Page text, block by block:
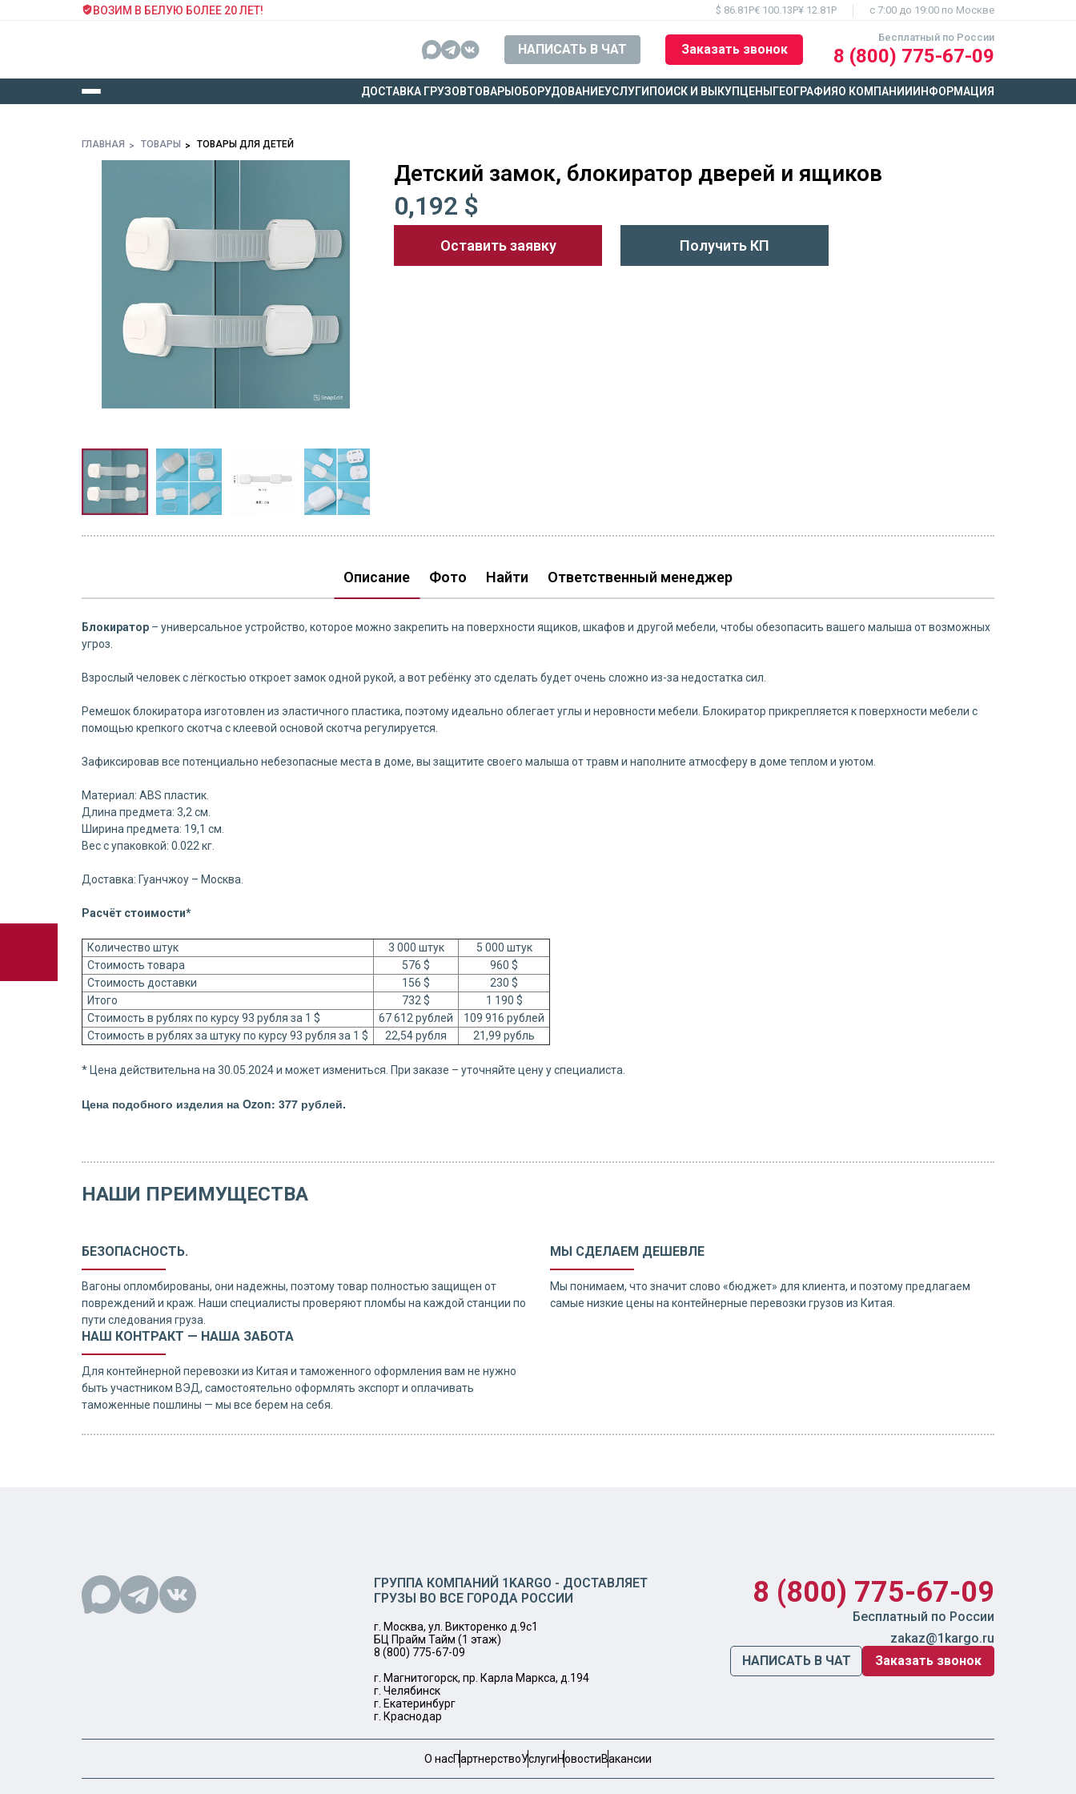
ВОЗИМ В БЕЛУЮ БОЛЕЕ 20 ЛЕТ! $ 86.81Р€ 100.13Р¥ 12.81Р c 7:00 до 19:00 по Москве
НАПИСАТЬ В ЧАТ Заказать звонок
Бесплатный по России
8 (800) 775-67-09
ДОСТАВКА ГРУЗОВТОВАРЫ ОБОРУДОВАНИЕУСЛУГИ ПОИСК И ВЫКУП ЦЕНЫ ГЕОГРАФИЯО КОМПАНИИ ИНФОРМАЦИЯ
ГЛАВНАЯ ТОВАРЫ ТОВАРЫ ДЛЯ ДЕТЕЙ
Детский замок, блокиратор дверей и ящиков
0,192 $
Оставить заявку Получить КП
Описание Фото Найти Ответственный менеджер
Блокиратор – универсальное устройство, которое можно закрепить на поверхности ящиков, шкафов и другой мебели, чтобы обезопасить вашего малыша от возможных
угроз.
Взрослый человек с лёгкостью откроет замок одной рукой, а вот ребёнку это сделать будет очень сложно из-за недостатка сил.
Ремешок блокиратора изготовлен из эластичного пластика, поэтому идеально облегает углы и неровности мебели. Блокиратор прикрепляется к поверхности мебели с
помощью крепкого скотча с клеевой основой скотча регулируется.
Зафиксировав все потенциально небезопасные места в доме, вы защитите своего малыша от травм и наполните атмосферу в доме теплом и уютом.
Материал: ABS пластик.
Длина предмета: 3,2 см.
Ширина предмета: 19,1 см.
Вес с упаковкой: 0.022 кг.
Доставка: Гуанчжоу – Москва.
Расчёт стоимости*
Количество штук 3 000 штук
5 000 штук
Стоимость товара
576 $
960 $
Стоимость доставки
156 $
230 $
Итого
732 $
1 190 $
Стоимость в рублях по курсу 93 рубля за 1 $
67 612 рублей
109 916 рублей
Стоимость в рублях за штуку по курсу 93 рубля за 1 $
22,54 рубля 21,99 рубль
* Цена действительна на 30.05.2024 и может измениться. При заказе – уточняйте цену у специалиста.
Цена подобного изделия на Ozon: 377 рублей.
НАШИ ПРЕИМУЩЕСТВА
БЕЗОПАСНОСТЬ.
Вагоны опломбированы, они надежны, поэтому товар полностью защищен от
повреждений и краж. Наши специалисты проверяют пломбы на каждой станции по
пути следования груза.
МЫ СДЕЛАЕМ ДЕШЕВЛЕ
Мы понимаем, что значит слово «бюджет» для клиента, и поэтому предлагаем
самые низкие цены на контейнерные перевозки грузов из Китая.
НАШ КОНТРАКТ — НАША ЗАБОТА
Для контейнерной перевозки из Китая и таможенного оформления вам не нужно
быть участником ВЭД, самостоятельно оформлять экспорт и оплачивать
таможенные пошлины — мы все берем на себя.
ГРУППА КОМПАНИЙ 1KARGO - ДОСТАВЛЯЕТ
ГРУЗЫ ВО ВСЕ ГОРОДА РОССИИ
г. Москва, ул. Викторенко д.9с1
БЦ Прайм Тайм (1 этаж)
8 (800) 775-67-09
г. Магнитогорск, пр. Карла Маркса, д.194
г. Челябинск
г. Екатеринбург
г. Краснодар
8 (800) 775-67-09
Бесплатный по России
zakaz@1kargo.ru
НАПИСАТЬ В ЧАТ
Заказать звонок
О насПартнерствоУслугиНовостиВакансии